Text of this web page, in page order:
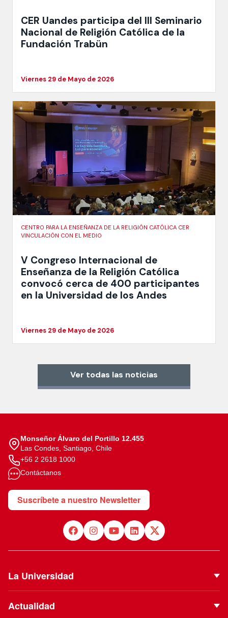
CER Uandes participa del III Seminario
Nacional de Religión Católica de la
Fundación Trabün
Viernes 29 de Mayo de 2026
CENTRO PARA LA ENSEÑANZA DE LA RELIGIÓN CATÓLICA CER
VINCULACIÓN CON EL MEDIO
V Congreso Internacional de
Enseñanza de la Religión Católica
convocó cerca de 400 participantes
en la Universidad de los Andes
Viernes 29 de Mayo de 2026
Ver todas las noticias
Monseñor Álvaro del Portillo 12.455
Las Condes, Santiago, Chile
+56 2 2618 1000
Contáctanos
Suscríbete a nuestro Newsletter
La Universidad
Actualidad